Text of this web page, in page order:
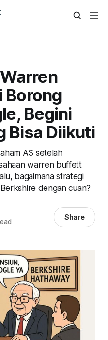
Borong
Begini
Bisa Diikuti
AS setelah
warren buffett
bagaimana strategi
dengan cuan?
Share